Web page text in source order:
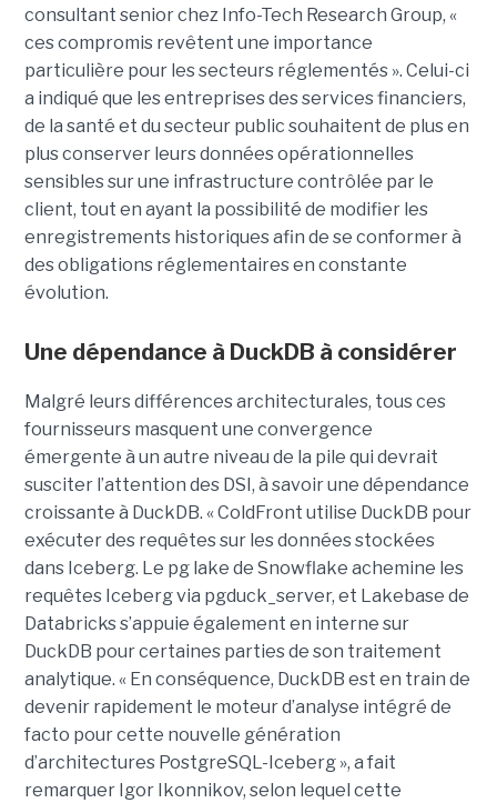
consultant senior chez Info-Tech Research Group, «
ces compromis revêtent une importance
particulière pour les secteurs réglementés ». Celui-ci
a indiqué que les entreprises des services financiers,
de la santé et du secteur public souhaitent de plus en
plus conserver leurs données opérationnelles
sensibles sur une infrastructure contrôlée par le
client, tout en ayant la possibilité de modifier les
enregistrements historiques afin de se conformer à
des obligations réglementaires en constante
évolution.
Une dépendance à DuckDB à considérer
Malgré leurs différences architecturales, tous ces
fournisseurs masquent une convergence
émergente à un autre niveau de la pile qui devrait
susciter l’attention des DSI, à savoir une dépendance
croissante à DuckDB. « ColdFront utilise DuckDB pour
exécuter des requêtes sur les données stockées
dans Iceberg. Le pg lake de Snowflake achemine les
requêtes Iceberg via pgduck_server, et Lakebase de
Databricks s’appuie également en interne sur
DuckDB pour certaines parties de son traitement
analytique. « En conséquence, DuckDB est en train de
devenir rapidement le moteur d’analyse intégré de
facto pour cette nouvelle génération
d’architectures PostgreSQL-Iceberg », a fait
remarquer Igor Ikonnikov, selon lequel cette